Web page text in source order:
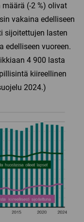
(-2 %) olivat
vakaina edelliseen
sijoitettujen lasten
edelliseen vuoreen.
4 900 lasta
kiireellinen
2024.)